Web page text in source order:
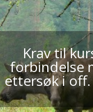
Krav til
forbindelse
ettersøk i